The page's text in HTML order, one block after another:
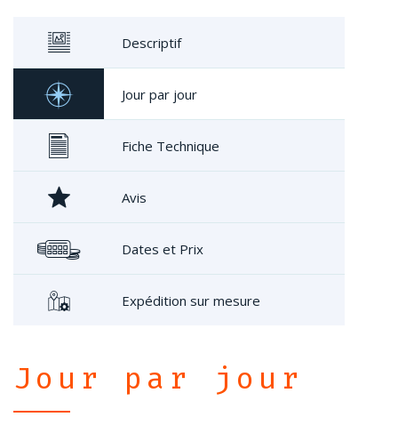
Descriptif
Jour par jour
Fiche Technique
Avis
Dates et Prix
Expédition sur mesure
Jour par jour